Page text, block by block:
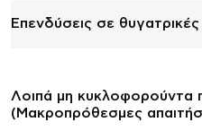
Επενδύσεις σε θυγατρικές
Λοιπά μη κυκλοφορούντα
(Μακροπρόθεσμες